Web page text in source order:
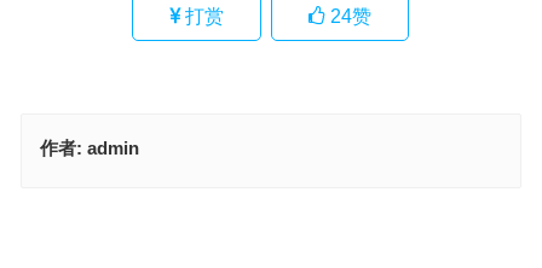
打赏 24赞
作者: admin